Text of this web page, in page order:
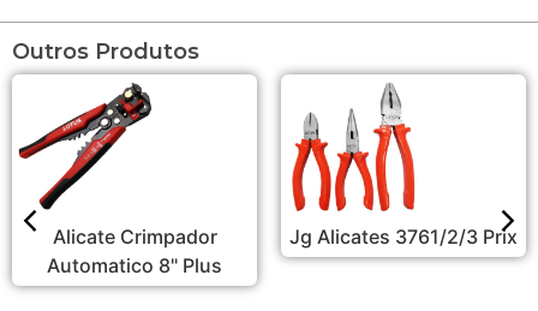
Outros Produtos
Alicate Crimpador
Automatico 8" Plus
Jg Alicates 3761/2/3 Prix